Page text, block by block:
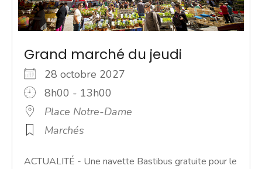
Grand marché du jeudi
28 octobre 2027
8h00 - 13h00
Place Notre-Dame
Marchés
ACTUALITÉ - Une navette Bastibus gratuite pour le